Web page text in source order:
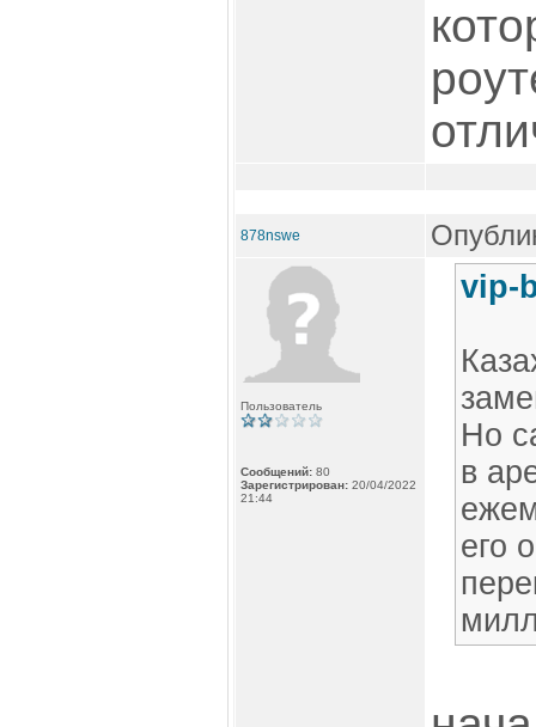
878nswe
Пользователь
Сообщений: 80
Зарегистрирован: 20/04/2022
21:44
vip-
Но
в
его